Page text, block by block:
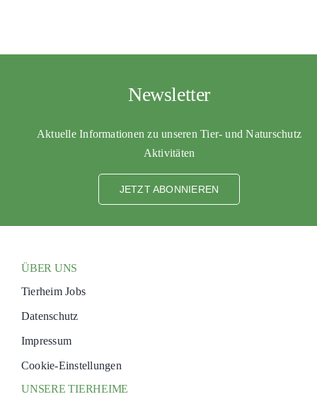
Newsletter
Aktuelle Informationen zu unseren Tier- und Naturschutz
Aktivitäten
JETZT ABONNIEREN
ÜBER UNS
Tierheim Jobs
Datenschutz
Impressum
Cookie-Einstellungen
UNSERE TIERHEIME